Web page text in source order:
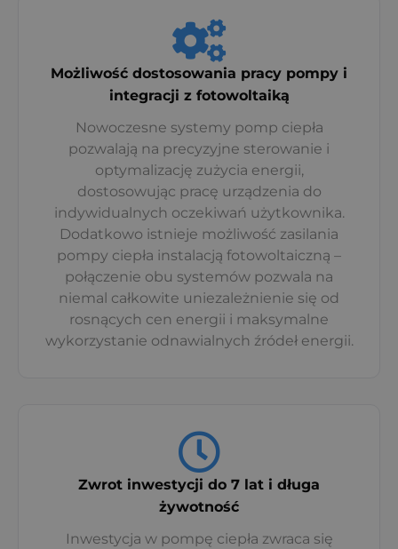
Możliwość dostosowania pracy pompy i
integracji z fotowoltaiką
Nowoczesne systemy pomp ciepła
pozwalają na precyzyjne sterowanie i
optymalizację zużycia energii,
dostosowując pracę urządzenia do
indywidualnych oczekiwań użytkownika.
Dodatkowo istnieje możliwość zasilania
pompy ciepła instalacją fotowoltaiczną –
połączenie obu systemów pozwala na
niemal całkowite uniezależnienie się od
rosnących cen energii i maksymalne
wykorzystanie odnawialnych źródeł energii.
Zwrot inwestycji do 7 lat i długa
żywotność
Inwestycja w pompę ciepła zwraca się